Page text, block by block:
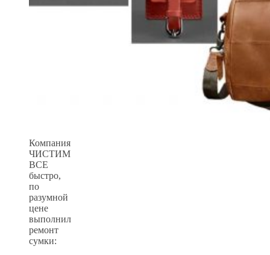
Компания
ЧИСТИМ
ВСЕ
быстро,
по
разумной
цене
выполнил
ремонт
сумки: